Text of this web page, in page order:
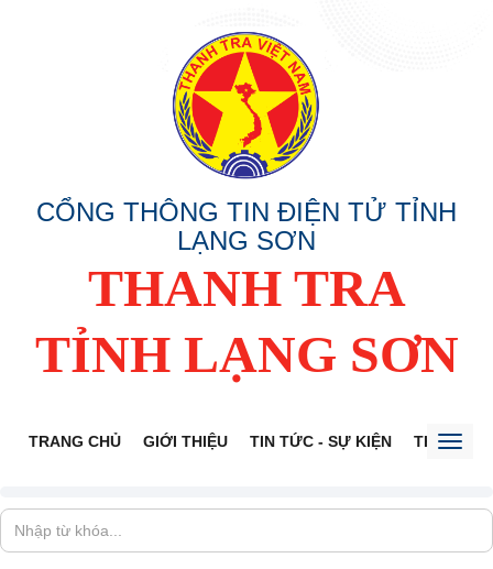
CỔNG THÔNG TIN ĐIỆN TỬ TỈNH
LẠNG SƠN
THANH TRA
TỈNH LẠNG SƠN
TRANG CHỦ GIỚI THIỆU TIN TỨC - SỰ KIỆN THÔNG